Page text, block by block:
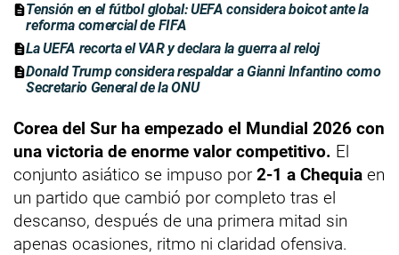
Tensión en el fútbol global: UEFA considera boicot ante la
reforma comercial de FIFA
La UEFA recorta el VAR y declara la guerra al reloj
Donald Trump considera respaldar a Gianni Infantino como
Secretario General de la ONU
Corea del Sur ha empezado el Mundial 2026 con
una victoria de enorme valor competitivo. El
conjunto asiático se impuso por 2-1 a Chequia en
un partido que cambió por completo tras el
descanso, después de una primera mitad sin
apenas ocasiones, ritmo ni claridad ofensiva.